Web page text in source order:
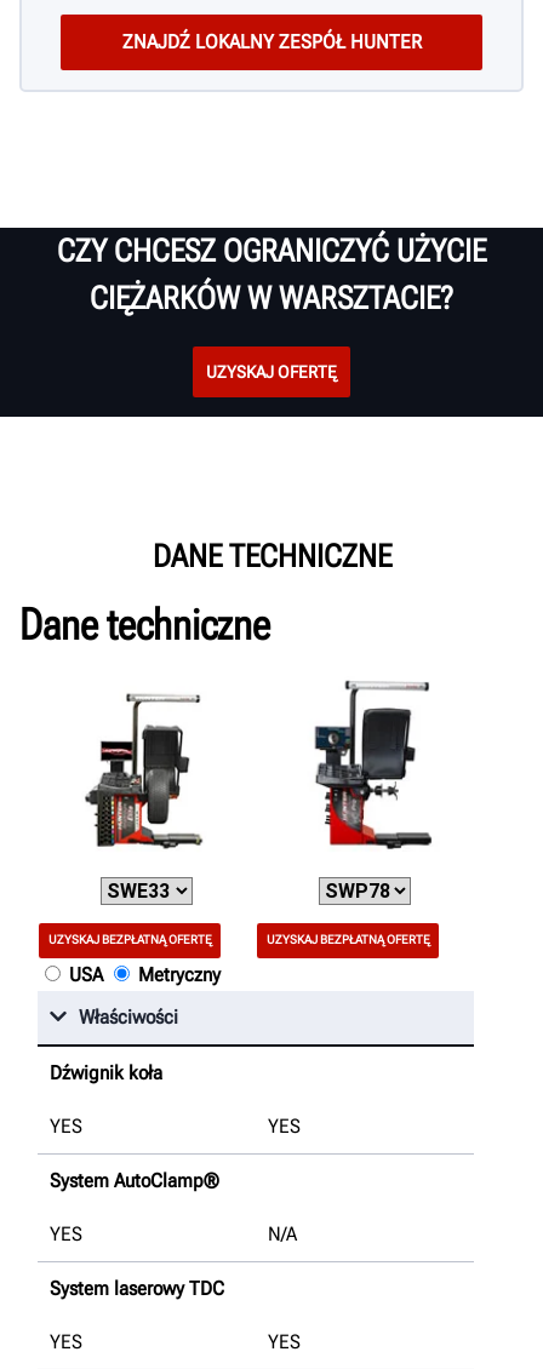
CZY CHCESZ OGRANICZYĆ UŻYCIE
CIĘŻARKÓW W WARSZTACIE?
UZYSKAJ OFERTĘ
DANE TECHNICZNE
Dane techniczne
UZYSKAJ BEZPŁATNĄ OFERTĘ UZYSKAJ BEZPŁATNĄ OFERTĘ
USA
Metryczny
Właściwości
Dźwignik koła
YES YES
System AutoClamp®
YES N/A
System laserowy TDC
YES YES